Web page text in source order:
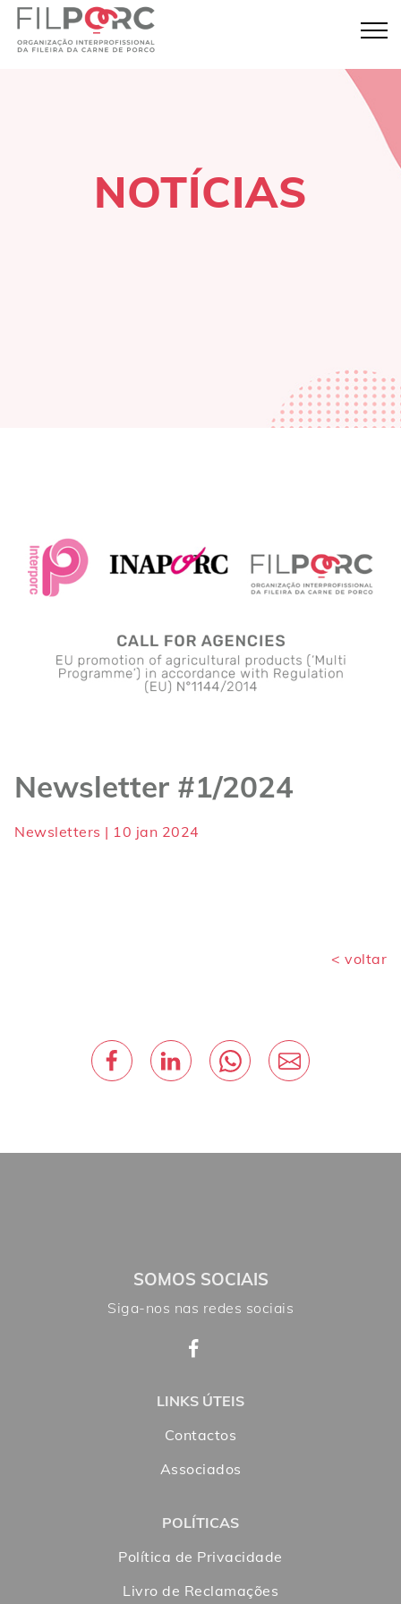
NOTÍCIAS
Newsletter #1/2024
Newsletters | 10 jan 2024
< voltar
SOMOS SOCIAIS
Siga-nos nas redes sociais
LINKS ÚTEIS
Contactos
Associados
POLÍTICAS
Política de Privacidade
Livro de Reclamações